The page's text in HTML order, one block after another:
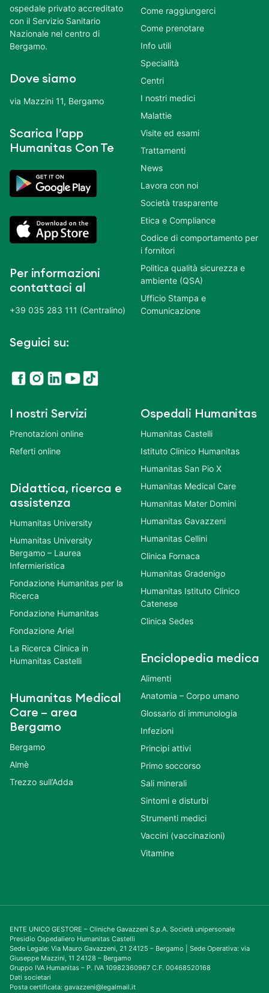
ospedale privato accreditato
con il Servizio Sanitario
Nazionale nel centro di
Bergamo.
Dove siamo
via Mazzini 11, Bergamo
Scarica l’app
Humanitas Con Te
Per informazioni
contattaci al
+39 035 283 111 (Centralino)
Seguici su:
Come raggiungerci
Come prenotare
Info utili
Specialità
Centri
I nostri medici
Malattie
Visite ed esami
Trattamenti
News
Lavora con noi
Società trasparente
Etica e Compliance
Codice di comportamento per
i fornitori
Politica qualità sicurezza e
ambiente (QSA)
Ufficio Stampa e
Comunicazione
I nostri Servizi
Prenotazioni online
Referti online
Didattica, ricerca e
assistenza
Humanitas University
Humanitas University
Bergamo – Laurea
Infermieristica
Fondazione Humanitas per la
Ricerca
Fondazione Humanitas
Fondazione Ariel
La Ricerca Clinica in
Humanitas Castelli
Humanitas Medical
Care – area
Bergamo
Bergamo
Almè
Trezzo sull’Adda
Ospedali Humanitas
Humanitas Castelli
Istituto Clinico Humanitas
Humanitas San Pio X
Humanitas Medical Care
Humanitas Mater Domini
Humanitas Gavazzeni
Humanitas Cellini
Clinica Fornaca
Humanitas Gradenigo
Humanitas Istituto Clinico
Catenese
Clinica Sedes
Enciclopedia medica
Alimenti
Anatomia – Corpo umano
Glossario di immunologia
Infezioni
Principi attivi
Primo soccorso
Sali minerali
Sintomi e disturbi
Strumenti medici
Vaccini (vaccinazioni)
Vitamine
ENTE UNICO GESTORE – Cliniche Gavazzeni S.p.A. Società unipersonale
Presidio Ospedaliero Humanitas Castelli
Sede Legale: Via Mauro Gavazzeni, 21 24125 – Bergamo | Sede Operativa: via
Giuseppe Mazzini, 11 24128 – Bergamo
Gruppo IVA Humanitas – P. IVA 10982360967 C.F. 00468520168
Dati societari
Posta certificata: gavazzeni@legalmail.it